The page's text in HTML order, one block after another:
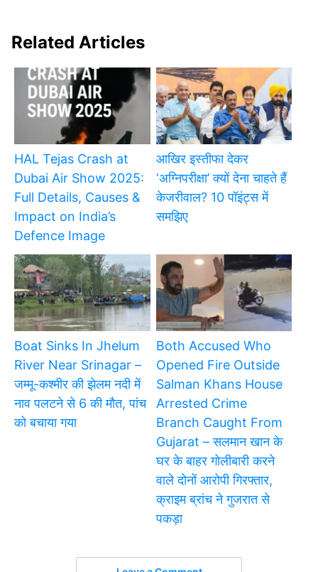
Related Articles
HAL Tejas Crash at
Dubai Air Show 2025:
Full Details, Causes &
Impact on India’s
Defence Image
आखिर इस्तीफा देकर
‘अग्निपरीक्षा’ क्यों देना चाहते हैं
केजरीवाल? 10 पॉइंट्स में
समझिए
Boat Sinks In Jhelum
River Near Srinagar –
जम्मू-कश्मीर की झेलम नदी में
नाव पलटने से 6 की मौत, पांच
को बचाया गया
Both Accused Who
Opened Fire Outside
Salman Khans House
Arrested Crime
Branch Caught From
Gujarat – सलमान खान के
घर के बाहर गोलीबारी करने
वाले दोनों आरोपी गिरफ्तार,
क्राइम ब्रांच ने गुजरात से
पकड़ा